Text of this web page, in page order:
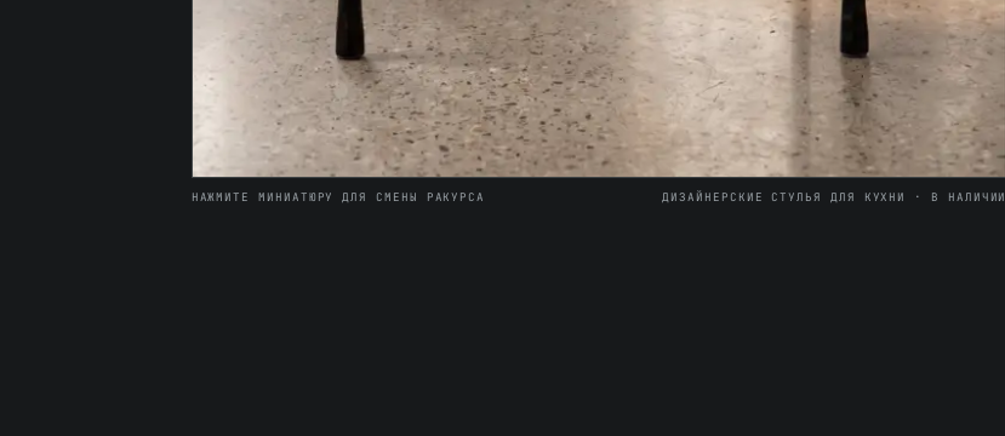
НАЖМИТЕ МИНИАТЮРУ ДЛЯ СМЕНЫ РАКУРСА ДИЗАЙНЕРСКИЕ СТУЛЬЯ ДЛЯ КУХНИ · В НАЛИЧИИ